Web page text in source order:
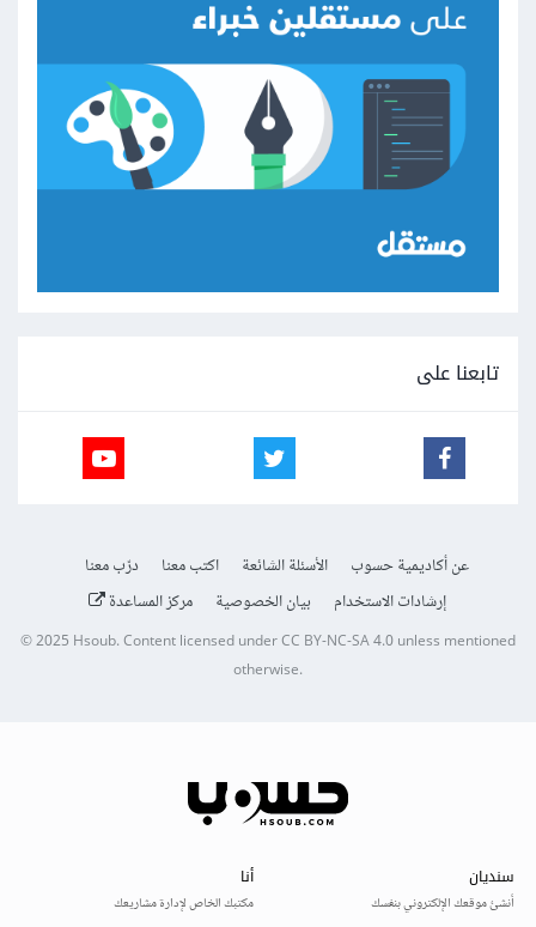
تابعنا على
عن أكاديمية حسوب الأسئلة الشائعة اكتب معنا
درّب معنا
إرشادات الاستخدام
بيان الخصوصية مركز المساعدة
© 2025Hsoub.Content licensed underCC BY-NC-SA 4.0unless mentioned
otherwise.